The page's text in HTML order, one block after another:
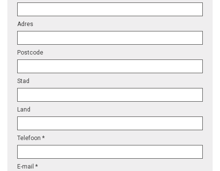
Adres
Postcode
Stad
Land
Telefoon *
E-mail *